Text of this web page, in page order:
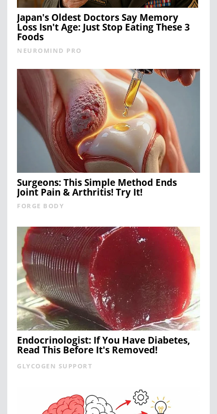
Japan's Oldest Doctors Say Memory
Loss Isn't Age: Just Stop Eating These 3
Foods
NEUROMIND PRO
Surgeons: This Simple Method Ends
Joint Pain & Arthritis! Try It!
FORGE BODY
Endocrinologist: If You Have Diabetes,
Read This Before It's Removed!
GLYCOGEN SUPPORT